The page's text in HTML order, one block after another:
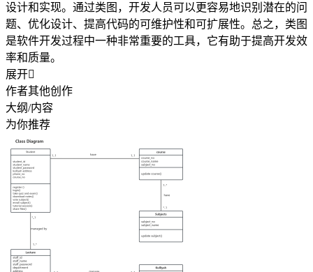
设计和实现。通过类图，开发人员可以更容易地识别潜在的问
题、优化设计、提高代码的可维护性和可扩展性。总之，类图
是软件开发过程中一种非常重要的工具，它有助于提高开发效
率和质量。
展开
作者其他创作
大纲/内容
为你推荐